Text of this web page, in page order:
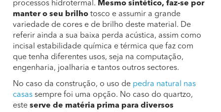
processos hidrotermal. Mesmo sintético, faz-se por
manter o seu brilho tosco e assumir a grande
variedade de cores e de brilho deste material. De
referir ainda a sua baixa perda acústica, assim como
incisal estabilidade química e térmica que faz com
que tenha diferentes usos, seja na computação,
engenharia, joalharia e tantos outros sectores.
No caso da construção, o uso de pedra natural nas
casas sempre foi uma opção. No caso do quartzo,
este serve de matéria prima para diversos